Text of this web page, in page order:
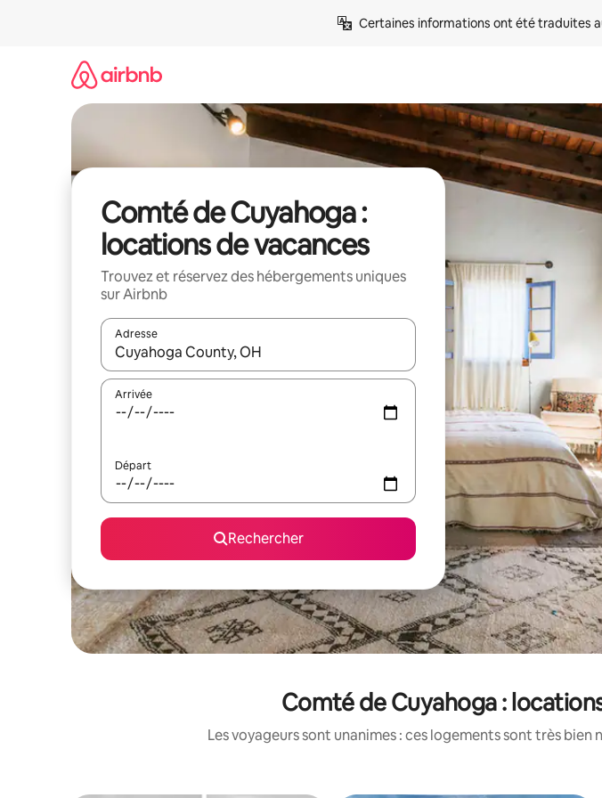
Certaines informations ont été traduites
Comté de Cuyahoga :
locations de vacances
Trouvez et réservez des hébergements uniques
sur Airbnb
Adresse
Lorsque les résultats s'affichent, utilisez les flèches vers le haut et vers le bas pour
Arrivée
Départ
Rechercher
Comté de Cuyahoga :
Les voyageurs sont unanimes : ces logements sont très